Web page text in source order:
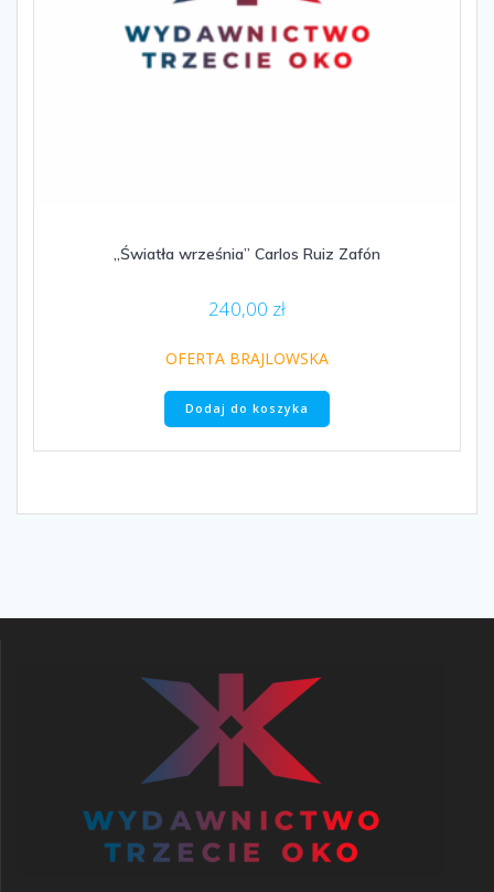
„Światła września” Carlos Ruiz Zafón
240,00 zł
OFERTA BRAJLOWSKA
Dodaj do koszyka